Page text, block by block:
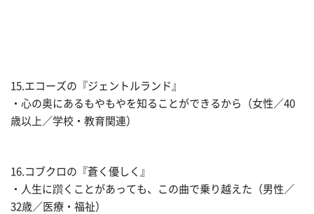
15.エコーズの『ジェントルランド』
・心の奥にあるもやもやを知ることができるから（女性／40
歳以上／学校・教育関連）
16.コブクロの『蒼く優しく』
・人生に躓くことがあっても、この曲で乗り越えた（男性／
32歳／医療・福祉）